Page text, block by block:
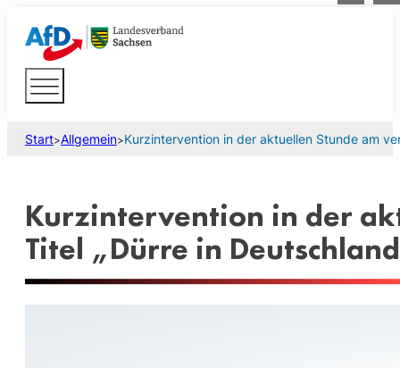
Start>Allgemein>Kurzintervention in der aktuellen Stunde am
Kurzintervention in der
Titel „Dürre in